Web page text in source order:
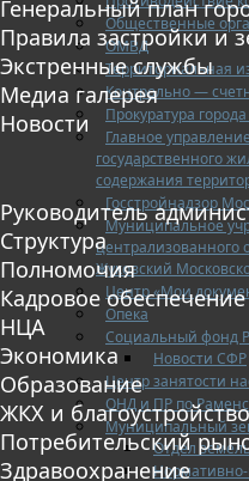
Общественные
ОМВД
Территориальная
Контрольно —
Прокуратура
Главное
государственного
содержания
Госстройнадзор
Муниципальное
централизованного
Жуковский
Центр «Мои
Опека
Социальный фонд
Новости СФР
Центр занятости
ОНД и ПР по
Муниципальный
Отдел
Генеральный план
Правила застройки и
Экстренные службы
Медиа галерея
Новости
Руководитель
Структура
Полномочия
Кадровое обеспечение
НЦА
Экономика
Образование
ЖКХ и благоустройство
Потребительский
Здравоохранение